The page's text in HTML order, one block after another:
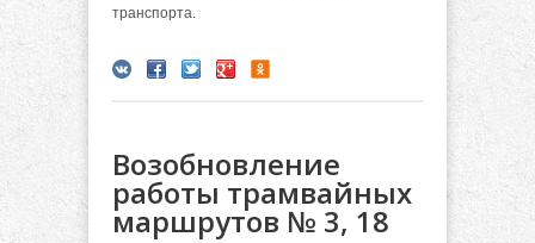
транспорта.
Возобновление
работы трамвайных
маршрутов № 3, 18